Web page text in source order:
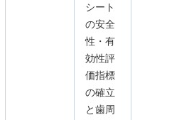
シート
の安全
性・有
効性評
価指標
の確立
と歯周